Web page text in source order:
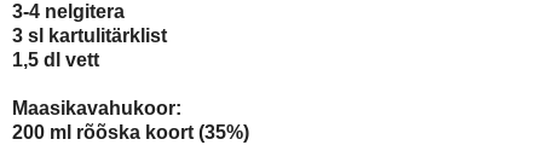
3-4 nelgitera
3 sl kartulitärklist
1,5 dl vett
Maasikavahukoor:
200 ml rõõska koort (35%)